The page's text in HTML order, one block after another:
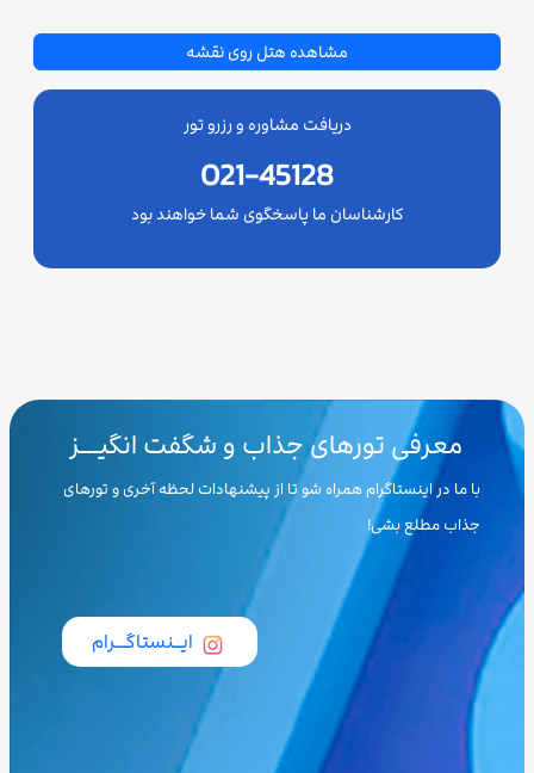
مشاهده هتل روی نقشه
دریافت مشاوره و رزرو تور
021-45128
کارشناسان ما پاسخگوی شما خواهند بود
معرفی تورهای جذاب و شگفت انگیـــز
با ما در اینستاگرام همراه شو تا از پیشنهادات لحظه آخری و تورهای
جذاب مطلع بشی!
ایــنستاگـــرام